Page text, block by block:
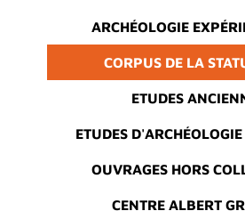
ARCHÉOLOGIE
CORPUS DE LA
ETUDES
ETUDES
OUVRAGES HORS
CENTRE ALBERT